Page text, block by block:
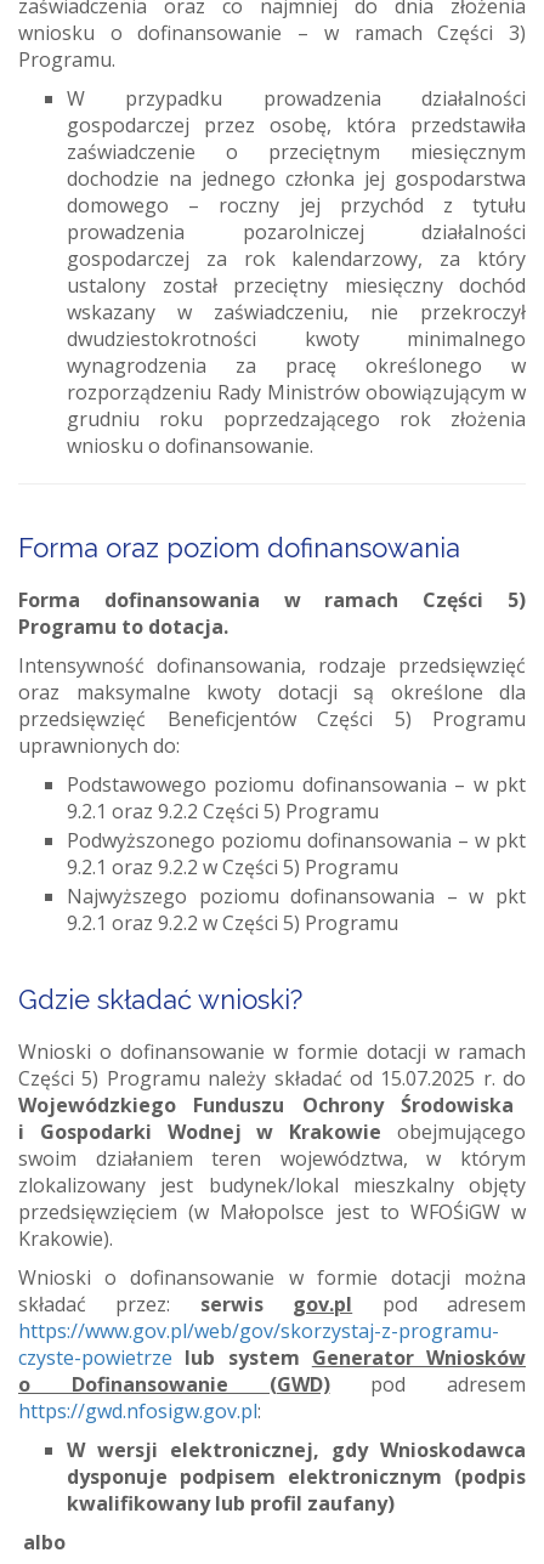
zaświadczenia oraz co najmniej do dnia złożenia
wniosku o dofinansowanie – w ramach Części 3)
Programu.
W przypadku prowadzenia działalności
gospodarczej przez osobę, która przedstawiła
zaświadczenie o przeciętnym miesięcznym
dochodzie na jednego członka jej gospodarstwa
domowego – roczny jej przychód z tytułu
prowadzenia pozarolniczej działalności
gospodarczej za rok kalendarzowy, za który
ustalony został przeciętny miesięczny dochód
wskazany w zaświadczeniu, nie przekroczył
dwudziestokrotności kwoty minimalnego
wynagrodzenia za pracę określonego w
rozporządzeniu Rady Ministrów obowiązującym w
grudniu roku poprzedzającego rok złożenia
wniosku o dofinansowanie.
Forma oraz poziom dofinansowania
Forma dofinansowania w ramach Części 5)
Programu to dotacja.
Intensywność dofinansowania, rodzaje przedsięwzięć
oraz maksymalne kwoty dotacji są określone dla
przedsięwzięć Beneficjentów Części 5) Programu
uprawnionych do:
Podstawowego poziomu dofinansowania – w pkt
9.2.1 oraz 9.2.2 Części 5) Programu
Podwyższonego poziomu dofinansowania – w pkt
9.2.1 oraz 9.2.2 w Części 5) Programu
Najwyższego poziomu dofinansowania – w pkt
9.2.1 oraz 9.2.2 w Części 5) Programu
Gdzie składać wnioski?
Wnioski o dofinansowanie w formie dotacji w ramach
Części 5) Programu należy składać od 15.07.2025 r. do
Wojewódzkiego Funduszu Ochrony Środowiska
i Gospodarki Wodnej w Krakowie obejmującego
swoim działaniem teren województwa, w którym
zlokalizowany jest budynek/lokal mieszkalny objęty
przedsięwzięciem (w Małopolsce jest to WFOŚiGW w
Krakowie).
Wnioski o dofinansowanie w formie dotacji można
składać przez: serwis gov.pl
pod adresem
https://www.gov.pl/web/gov/skorzystaj-z-programu-
czyste-powietrze lub system Generator Wniosków
o Dofinansowanie (GWD)pod adresem
https://gwd.nfosigw.gov.pl:
W wersji elektronicznej, gdy Wnioskodawca
dysponuje podpisem elektronicznym (podpis
kwalifikowany lub profil zaufany)
albo